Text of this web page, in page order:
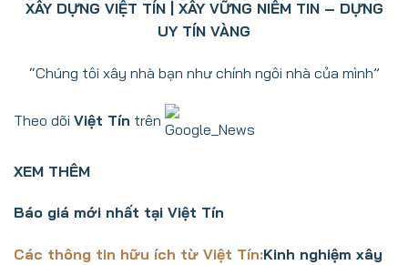
XÂY DỰNG VIỆT TÍN | XÂY VỮNG NIỀM TIN – DỰNG
UY TÍN VÀNG
“Chúng tôi xây nhà bạn như chính ngôi nhà của mình”
Theo dõi Việt Tín trên
XEM THÊM
Báo giá mới nhất tại Việt Tín
Các thông tin hữu ích từ Việt Tín:Kinh nghiệm xây